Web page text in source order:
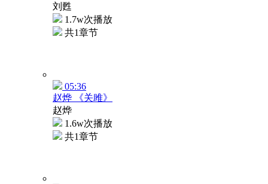
刘甦
1.7w次播放
共1章节
05:36
赵烨 《关雎》
赵烨
1.6w次播放
共1章节